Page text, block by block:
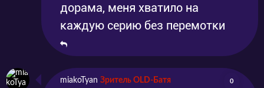
дорама, меня хватило на
каждую серию без перемотки
miakoTyan Зритель OLD-Батя 0